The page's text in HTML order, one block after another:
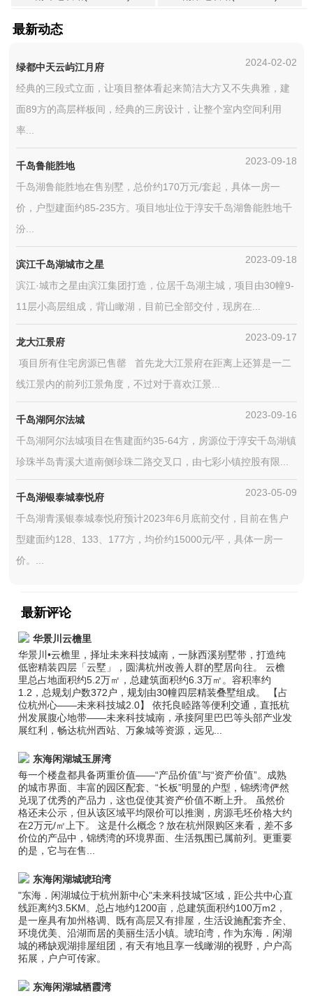
最新动态
绿都中天云屿江月府 2024-02-02
经典的三段式立面，让项目整体看起来简洁大方又不失典雅，建
面89方的高层样板间，经典的三房设计，让整个室内空间利用
率...
千岛鲁能胜地 2023-09-18
千岛湖鲁能胜地在售别墅，总价约170万元/套起，具体一房一
价，户型建面约85-235方。项目地址位于淳安千岛湖鲁能胜地千
汾...
滨江千岛湖城市之星 2023-09-18
滨江·城市之星由滨江集团打造，位居千岛湖主城，项目由30幢9-
11层小高层组成，背山瞰湖，目前已全部交付，现房在...
龙大江景府 2023-09-17
项目所有住宅房源已售罄 首先龙大江景府在距离上还算是一二
线江景内的前列江景角度，不过对于喜欢江景...
千岛湖阿尔法城 2023-09-16
千岛湖阿尔法城项目在售建面约35-64方，房源位于淳安千岛湖镇
珍珠半岛青溪大道南侧珍珠二路交叉口，由七彩小镇控股有限...
千岛湖银泰城泰悦府 2023-05-09
千岛湖青溪银泰城泰悦府预计2023年6月底前交付，目前在售户
型建面约128、133、177方，均价约15000元/平，具体一房一
价。...
最新评论
华景川云檐里
华景川•云檐里，择址未来科技城南，一脉西溪别墅带，打造纯
低密精装四层「云墅」，圆满杭州改善人群的墅居向往。 云檐
里总占地面积约5.2万㎡，总建筑面积约6.3万㎡。容积率约
1.2，总规划户数372户，规划由30幢四层精装叠墅组成。 【占
位杭州心——未来科技城2.0】 依托良睦路等便利交通，直抵杭
州发展腹心地带——未来科技城南，承接阿里巴巴等头部产业发
展红利，畅达杭州西站、万象城等资源，远见...
东海闲湖城玉屏湾
每一个楼盘都具备两重价值——“产品价值”与“资产价值”。成熟
的城市界面、丰富的园区配套、“长板”明显的户型，锦绣湾俨然
兑现了优秀的产品力，这也促使其资产价值不断上升。 虽然价
格还未公示，但从该区域平均限价可以推测，房源毛坯价格大约
在2万元/㎡上下。 这是什么概念？放在杭州限购区来看，差不多
价位的产品中，锦绣湾的环境界面、生活氛围已属前列。更重要
的是，它与在售...
东海闲湖城琥珀湾
"东海．闲湖城位于杭州新中心"未来科技城"区域，距公共中心直
线距离约3.5KM。总占地约1200亩，总建筑面积约100万m2，
是一座具有加州格调、既有高层又有排屋，生活设施配套齐全、
环境优美、沿湖而居的美丽生活小镇。琥珀湾，作为东海．闲湖
城的稀缺观湖排屋组团，有天有地且享一线瞰湖的视野，户户高
拓展，户户可传家。
东海闲湖城栖霞湾